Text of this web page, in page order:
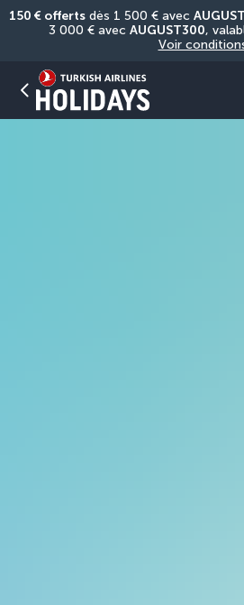
150 € offerts dès 1 500 € avec
3 000 € avec AUGUST300
Voir